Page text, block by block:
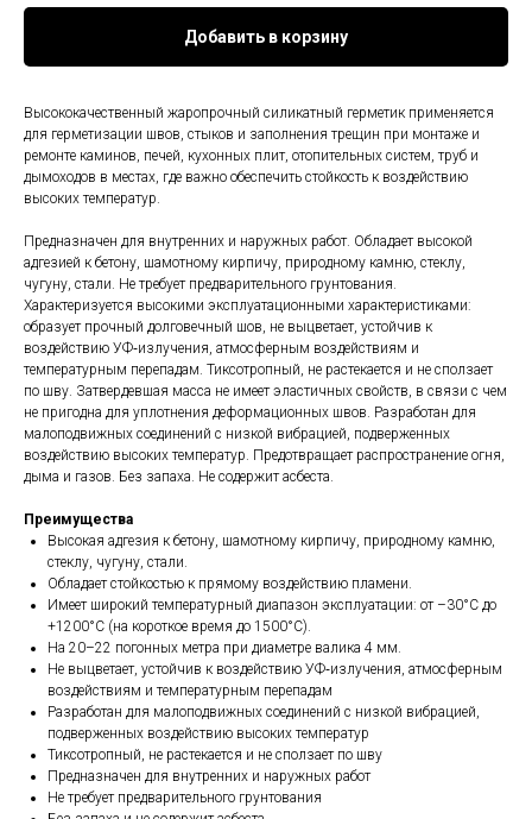
Добавить в корзину
Высококачественный жаропрочный силикатный герметик применяется
для герметизации швов, стыков и заполнения трещин при монтаже и
ремонте каминов, печей, кухонных плит, отопительных систем, труб и
дымоходов в местах, где важно обеспечить стойкость к воздействию
высоких температур.
Предназначен для внутренних и наружных работ. Обладает высокой
адгезией к бетону, шамотному кирпичу, природному камню, стеклу,
чугуну, стали. Не требует предварительного грунтования.
Характеризуется высокими эксплуатационными характеристиками:
образует прочный долговечный шов, не выцветает, устойчив к
воздействию УФ‑излучения, атмосферным воздействиям и
температурным перепадам. Тиксотропный, не растекается и не сползает
по шву. Затвердевшая масса не имеет эластичных свойств, в связи с чем
не пригодна для уплотнения деформационных швов. Разработан для
малоподвижных соединений с низкой вибрацией, подверженных
воздействию высоких температур. Предотвращает распространение огня,
дыма и газов. Без запаха. Не содержит асбеста.
Преимущества
Высокая адгезия к бетону, шамотному кирпичу, природному камню,
стеклу, чугуну, стали.
Обладает стойкостью к прямому воздействию пламени.
Имеет широкий температурный диапазон эксплуатации: от –30°С до
+1200°С (на короткое время до 1500°С).
На 20–22 погонных метра при диаметре валика 4 мм.
Не выцветает, устойчив к воздействию УФ‑излучения, атмосферным
воздействиям и температурным перепадам
Разработан для малоподвижных соединений с низкой вибрацией,
подверженных воздействию высоких температур
Тиксотропный, не растекается и не сползает по шву
Предназначен для внутренних и наружных работ
Не требует предварительного грунтования